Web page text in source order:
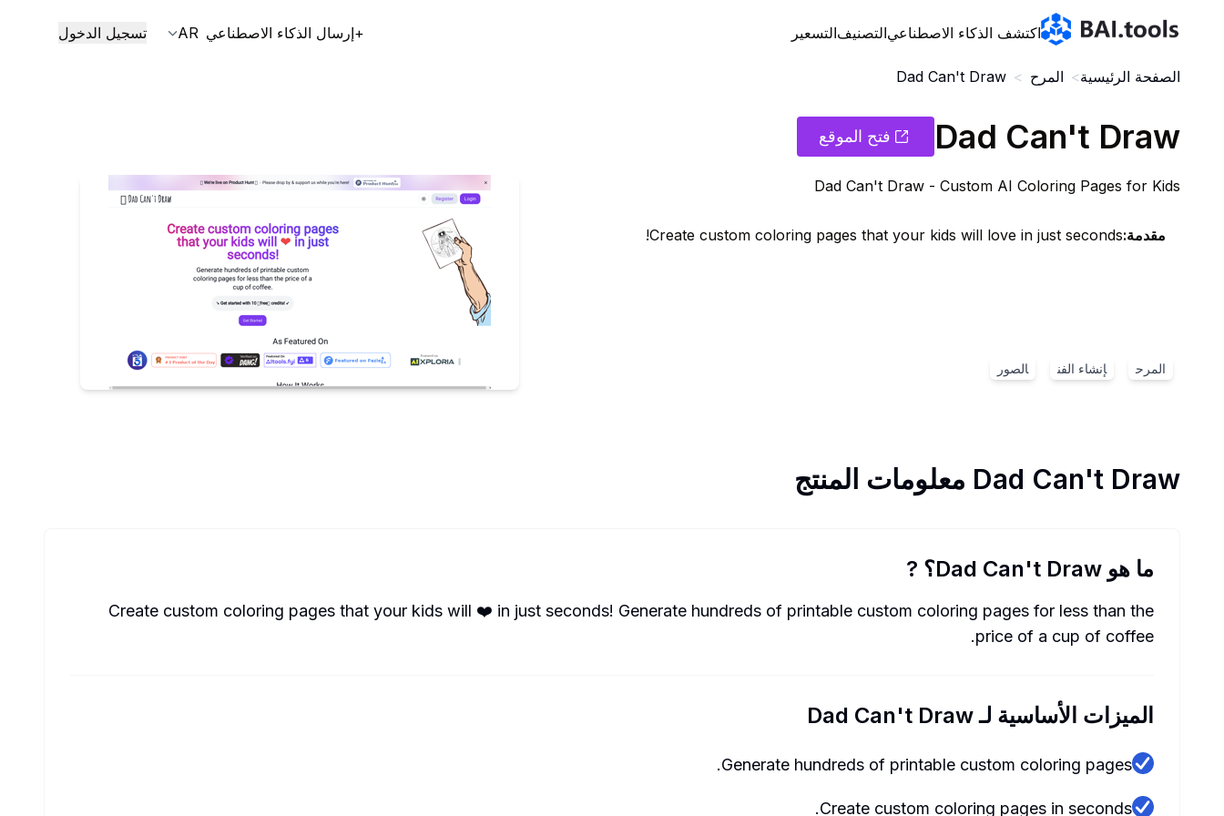
Bai.tools
اكتشف الذكاء الاصطناعيالتصنيفالتسعير +إرسال الذكاء الاصطناعي AR تسجيل الدخول
الصفحة الرئيسية> المرح >
Dad Can't Draw
Dad Can't Draw فتح الموقع
Dad Can't Draw - Custom AI Coloring Pages for Kids
مقدمة:
Create custom coloring pages that your kids will love in just seconds!
المرح إنشاء الفن الصور
Dad Can't Draw معلومات المنتج
ما هو Dad Can't Draw؟ ?
Create custom coloring pages that your kids will ❤️ in just seconds! Generate hundreds of printable custom coloring pages for less than the
price of a cup of coffee.
الميزات الأساسية لـ Dad Can't Draw
Generate hundreds of printable custom coloring pages.
Create custom coloring pages in seconds.